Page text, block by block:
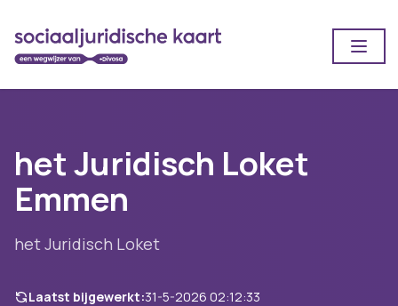
het Juridisch Loket
Emmen
het Juridisch Loket
Laatst bijgewerkt:31-5-2026 02:12:33